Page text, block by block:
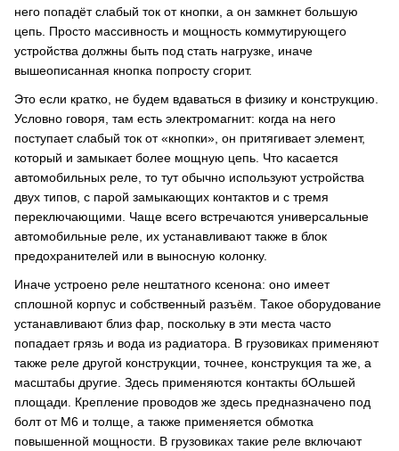
него попадёт слабый ток от кнопки, а он замкнет большую
цепь. Просто массивность и мощность коммутирующего
устройства должны быть под стать нагрузке, иначе
вышеописанная кнопка попросту сгорит.
Это если кратко, не будем вдаваться в физику и конструкцию.
Условно говоря, там есть электромагнит: когда на него
поступает слабый ток от «кнопки», он притягивает элемент,
который и замыкает более мощную цепь. Что касается
автомобильных реле, то тут обычно используют устройства
двух типов, с парой замыкающих контактов и с тремя
переключающими. Чаще всего встречаются универсальные
автомобильные реле, их устанавливают также в блок
предохранителей или в выносную колонку.
Иначе устроено реле нештатного ксенона: оно имеет
сплошной корпус и собственный разъём. Такое оборудование
устанавливают близ фар, поскольку в эти места часто
попадает грязь и вода из радиатора. В грузовиках применяют
также реле другой конструкции, точнее, конструкция та же, а
масштабы другие. Здесь применяются контакты бОльшей
площади. Крепление проводов же здесь предназначено под
болт от М6 и толще, а также применяется обмотка
повышенной мощности. В грузовиках такие реле включают